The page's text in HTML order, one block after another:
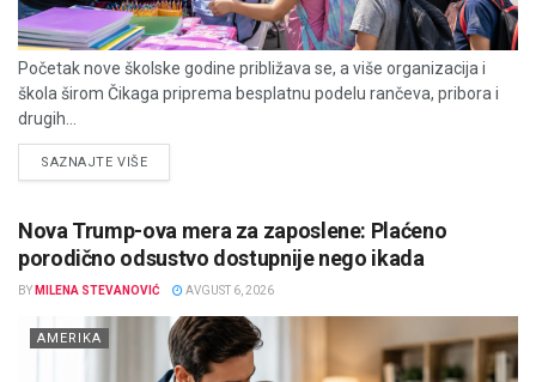
Početak nove školske godine približava se, a više organizacija i
škola širom Čikaga priprema besplatnu podelu rančeva, pribora i
drugih...
SAZNAJTE VIŠEDETAILS
Nova Trump-ova mera za zaposlene: Plaćeno
porodično odsustvo dostupnije nego ikada
BY MILENA STEVANOVIĆ AVGUST 6, 2026
AMERIKA